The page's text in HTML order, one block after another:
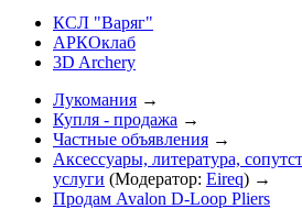
КСЛ "Варяг"
АРКОклаб
3D Archery
Лукомания →
Купля - продажа →
Частные объявления →
Аксессуары, литература,
услуги (Модератор: Eireq) →
Продам Avalon D-Loop Pliers